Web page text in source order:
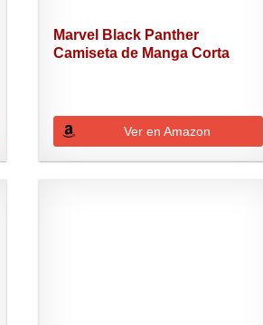
Marvel Black Panther
Camiseta de Manga Corta
Ver en Amazon